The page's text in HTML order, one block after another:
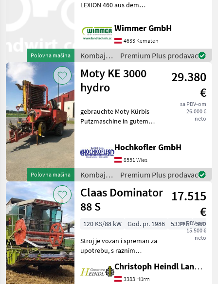
Polovna mašina
LEXION 460 aus dem
leistungsstarker und
bewährter Mähdrescher für
professionelle
Erntearbeiten. Mit 6.650
Betriebsstunden u
Wimmer GmbH
4633 Kematen
Kombajni
/ Claas
Premium Plus prodavac
Polovna mašina
Moty KE 3000
hydro
29.380
€
sa PDV-om
26.000 €
neto
gebrauchte Moty Kürbis
Putzmaschine in gutem
Anhängung (Unten)
Standort der Maschine:
Filiale Hasendorf 59, 84
Hochkofler GmbH
8551 Wies
Kombajni
/ Moty
Premium Plus prodavac
Claas Dominator
88 S
17.515
€
sa PDV-om
15.500 €
neto
120 KS/88 kW God. pr. 1986 5334 h
360 cm
Stroj je vozan i spreman za
upotrebu, s raznim
primjerenim njegovoj
Christoph Heindl Landtechnik GmbH, Inning
3383 Hürm